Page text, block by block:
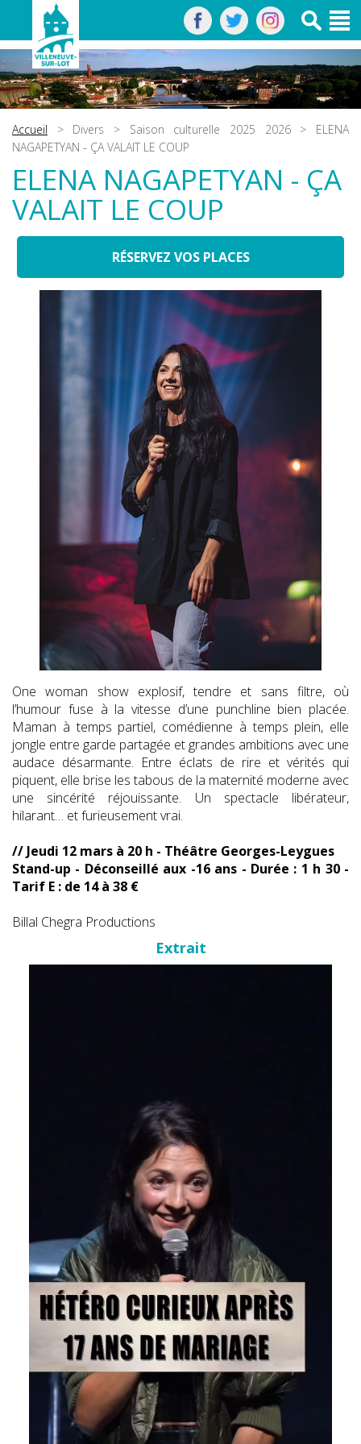
Accueil > Divers > Saison culturelle 2025 2026> ELENA
NAGAPETYAN - ÇA VALAIT LE COUP
ELENA NAGAPETYAN - ÇA
VALAIT LE COUP
RÉSERVEZ VOS PLACES
One woman show explosif, tendre et sans filtre, où
l’humour fuse à la vitesse d’une punchline bien placée.
Maman à temps partiel, comédienne à temps plein, elle
jongle entre garde partagée et grandes ambitions avec une
audace désarmante. Entre éclats de rire et vérités qui
piquent, elle brise les tabous de la maternité moderne avec
une sincérité réjouissante. Un spectacle libérateur,
hilarant… et furieusement vrai.
// Jeudi 12 mars à 20 h - Théâtre Georges-Leygues
Stand-up - Déconseillé aux -16 ans - Durée : 1 h 30 -
Tarif E : de 14 à 38 €
Billal Chegra Productions
Extrait